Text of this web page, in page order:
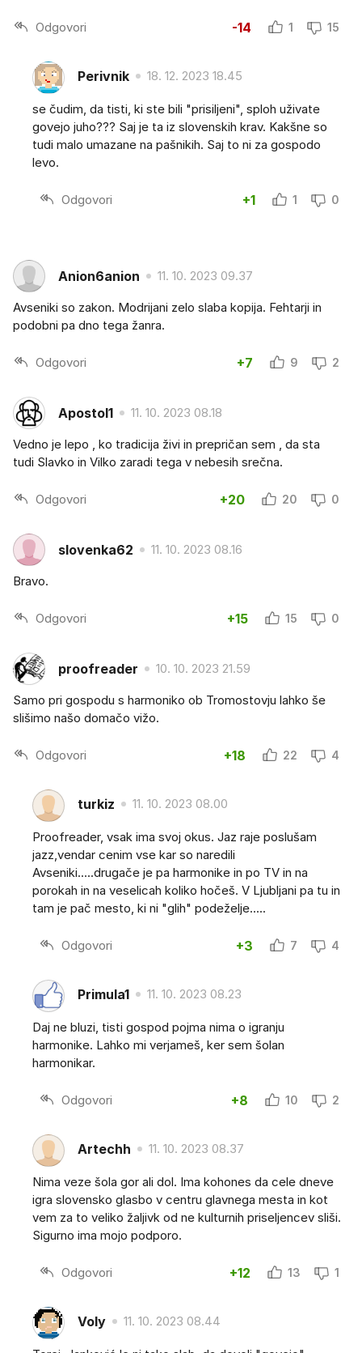
Odgovori -14 1 15
Perivnik 18. 12. 2023 18.45
se čudim, da tisti, ki ste bili "prisiljeni", sploh uživate
govejo juho??? Saj je ta iz slovenskih krav. Kakšne so
tudi malo umazane na pašnikih. Saj to ni za gospodo
levo.
Odgovori +1 1 0
Anion6anion 11. 10. 2023 09.37
Avseniki so zakon. Modrijani zelo slaba kopija. Fehtarji in
podobni pa dno tega žanra.
Odgovori +7 9 2
Apostol1 11. 10. 2023 08.18
Vedno je lepo , ko tradicija živi in prepričan sem , da sta
tudi Slavko in Vilko zaradi tega v nebesih srečna.
Odgovori +20 20 0
slovenka62 11. 10. 2023 08.16
Bravo.
Odgovori +15 15 0
proofreader 10. 10. 2023 21.59
Samo pri gospodu s harmoniko ob Tromostovju lahko še
slišimo našo domačo vižo.
Odgovori +18 22 4
turkiz 11. 10. 2023 08.00
Proofreader, vsak ima svoj okus. Jaz raje poslušam
jazz,vendar cenim vse kar so naredili
Avseniki.....drugače je pa harmonike in po TV in na
porokah in na veselicah koliko hočeš. V Ljubljani pa tu in
tam je pač mesto, ki ni "glih" podeželje.....
Odgovori +3 7 4
Primula1 11. 10. 2023 08.23
Daj ne bluzi, tisti gospod pojma nima o igranju
harmonike. Lahko mi verjameš, ker sem šolan
harmonikar.
Odgovori +8 10 2
Artechh 11. 10. 2023 08.37
Nima veze šola gor ali dol. Ima kohones da cele dneve
igra slovensko glasbo v centru glavnega mesta in kot
vem za to veliko žaljivk od ne kulturnih priseljencev sliši.
Sigurno ima mojo podporo.
Odgovori +12 13 1
Voly 11. 10. 2023 08.44